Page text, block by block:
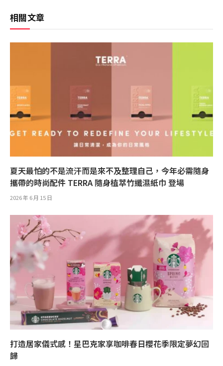
相關文章
夏天最怕的不是流汗而是來不及整理自己，今年必需隨身
攜帶的時尚配件 TERRA 隨身植萃竹纖濕紙巾 登場
2026 年 6 月 15 日
打造居家儀式感！星巴克家享咖啡春日櫻花季限定夢幻回
歸